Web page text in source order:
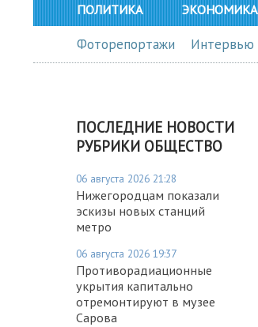
ПОЛИТИКА ЭКОНОМИКА
Фоторепортажи Интервью
ПОСЛЕДНИЕ НОВОСТИ
РУБРИКИ ОБЩЕСТВО
06 августа 2026 21:28
Нижегородцам показали
эскизы новых станций
метро
06 августа 2026 19:37
Противорадиационные
укрытия капитально
отремонтируют в музее
Сарова